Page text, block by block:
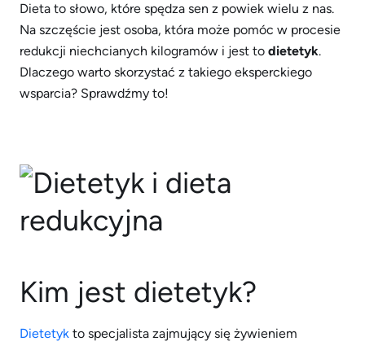
Dieta to słowo, które spędza sen z powiek wielu z nas.
Na szczęście jest osoba, która może pomóc w procesie
redukcji niechcianych kilogramów i jest to dietetyk.
Dlaczego warto skorzystać z takiego eksperckiego
wsparcia? Sprawdźmy to!
Kim jest dietetyk?
Dietetyk to specjalista zajmujący się żywieniem